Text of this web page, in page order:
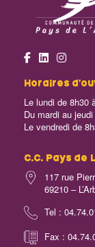
Horaires
Le lundi de 8h30
Du mardi au
Le vendredi de
C.C. Pays de
117 rue
69210 –
Tel :
Fax :